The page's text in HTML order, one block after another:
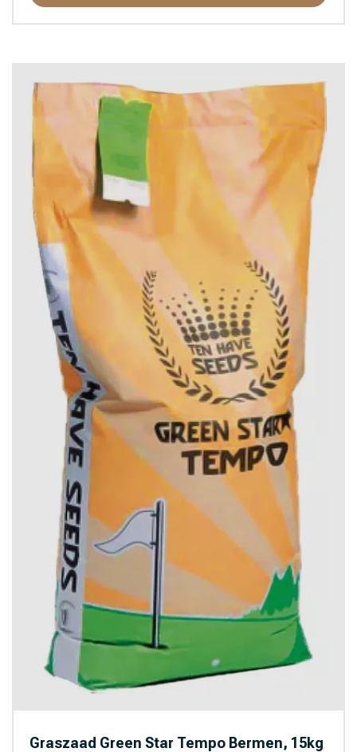
Graszaad Green Star Tempo Bermen, 15kg